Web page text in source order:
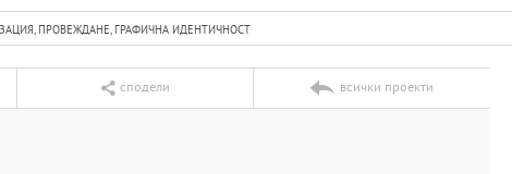
ПРОВЕЖДАНЕ, ГРАФИЧНА ИДЕНТИЧНОСТ
сподели всички проекти